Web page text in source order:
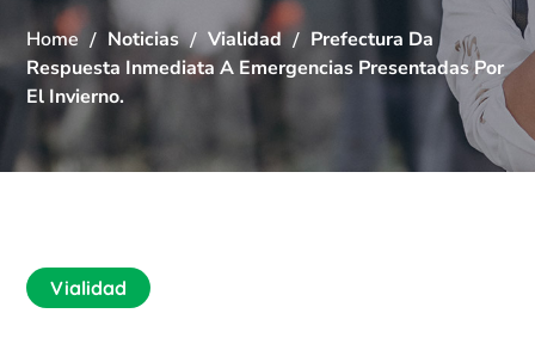
Home Noticias Vialidad
Prefectura Da
Respuesta Inmediata A Emergencias Presentadas Por
El Invierno.
Vialidad